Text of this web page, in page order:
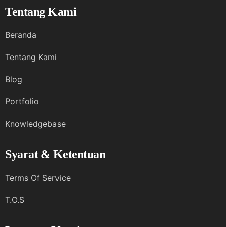
Tentang Kami
Beranda
Tentang Kami
Blog
Portfolio
Knowledgebase
Syarat & Ketentuan
Terms Of Service
T.O.S